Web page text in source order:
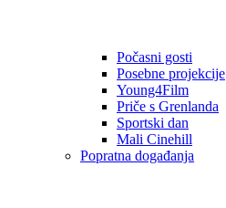
Počasni gosti
Posebne projekcije
Young4Film
Priče s Grenlanda
Sportski dan
Mali Cinehill
Popratna događanja